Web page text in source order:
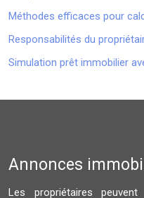
Méthodes efficaces pour
Responsabilités du
Simulation prêt immobilier
Annonces
Les propriétaires